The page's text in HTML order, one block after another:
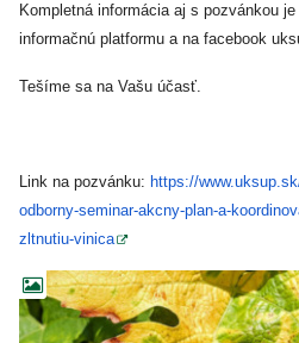
Kompletná informácia aj s pozvánkou
informačnú platformu a na facebook
Tešíme sa na Vašu účasť.
Link na pozvánku: https://
odborny-seminar-akcny-plan-a-
zltnutiu-vinica